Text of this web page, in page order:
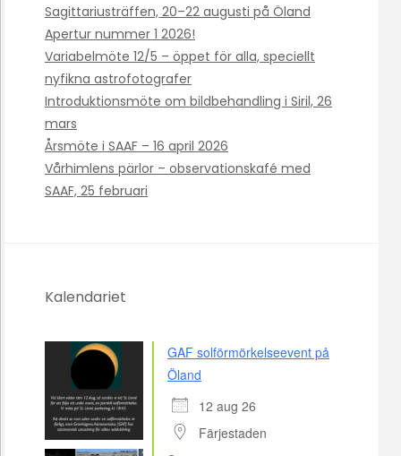
Sagittariusträffen, 20–22 augusti på Öland
Apertur nummer 1 2026!
Variabelmöte 12/5 – öppet för alla, speciellt
nyfikna astrofotografer
Introduktionsmöte om bildbehandling i Siril, 26
mars
Årsmöte i SAAF – 16 april 2026
Vårhimlens pärlor – observationskafé med
SAAF, 25 februari
Kalendariet
GAF solförmörkelseevent på
Öland
12 aug 26
Färjestaden